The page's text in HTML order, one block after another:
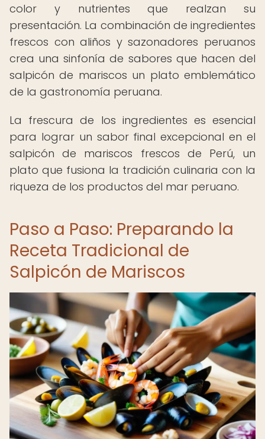
color y nutrientes que realzan su
presentación. La combinación de ingredientes
frescos con aliños y sazonadores peruanos
crea una sinfonía de sabores que hacen del
salpicón de mariscos un plato emblemático
de la gastronomía peruana.
La frescura de los ingredientes es esencial
para lograr un sabor final excepcional en el
salpicón de mariscos frescos de Perú, un
plato que fusiona la tradición culinaria con la
riqueza de los productos del mar peruano.
Paso a Paso: Preparando la
Receta Tradicional de
Salpicón de Mariscos